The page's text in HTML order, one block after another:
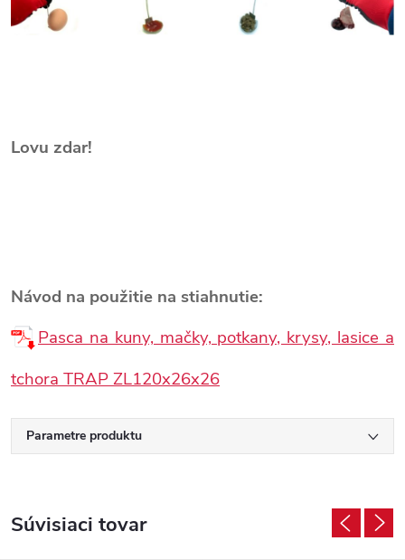
Lovu zdar!
Návod na použitie na stiahnutie:
Pasca na kuny, mačky, potkany, krysy, lasice a
tchora TRAP ZL120x26x26
Parametre produktu
Súvisiaci tovar